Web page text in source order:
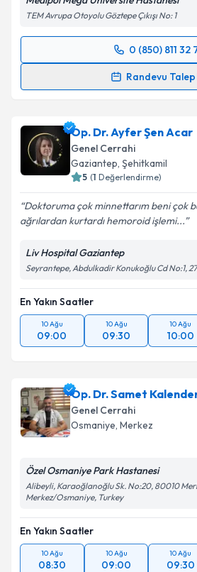
TEM Avrupa Otoyolu Göztepe Çıkışı No: 1
0 (850) 811 32
Randevu Talep
Randevu Takvimi Talebi
almanız için bir takvim
bilgilendireceğiz.
E-posta Adresiniz
Metni'ni okudum ve kişisel
kapsamda işlenmesini kabul
Takvim Talebini
Op. Dr. Ayfer Şen Acar
Genel Cerrahi
Gaziantep, Şehitkamil
5 (1 Değerlendirme)
Doktoruma çok minnettarım beni çok
ağrılardan kurtardı hemoroid işlemi...
Liv Hospital Gaziantep
Seyrantepe, Abdulkadir Konukoğlu Cd No:1,
En Yakın Saatler
10 Ağu
09:00
10 Ağu
09:30
10 Ağu
10:00
Op. Dr. Samet
Genel Cerrahi
Osmaniye, Merkez
Özel Osmaniye Park Hastanesi
Alibeyli, Karaoğlanoğlu Sk. No:20, 80010
Merkez/Osmaniye, Turkey
En Yakın Saatler
10 Ağu
08:30
10 Ağu
09:00
10 Ağu
09:30